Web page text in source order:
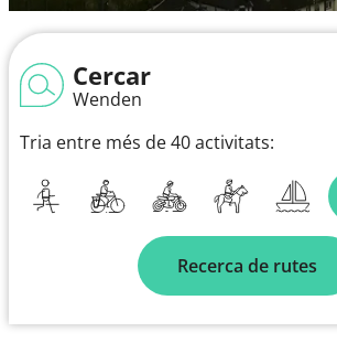
Cercar
Wenden
Tria entre més de 40 activitats:
Recerca de rutes